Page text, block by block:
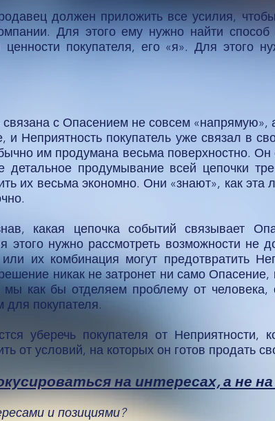
должен приложить все усилия,
Для этого ему нужно найти
покупателя, его «я». Для этого
с Опасением не совсем «напрямую»,
и Неприятность покупатель уже связал в
им продумана весьма поверхностно.
детальное продумывание всей цепочки
их весьма экономно. Они «знают», как эта
какая цепочка событий связывает
этого нужно рассмотреть возможности не
их комбинация могут предотвратить
никак не затронет ни само
как бы отделяем проблему от человека,
покупателя.
уберечь покупателя от
от условий, на которых он готов продать
на интересах, а не
и позициями?